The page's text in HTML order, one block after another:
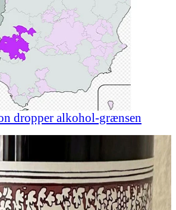
dropper alkohol-grænsen